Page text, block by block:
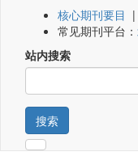
核心期刊要目 |
常见期刊平台：
站内搜索
搜索